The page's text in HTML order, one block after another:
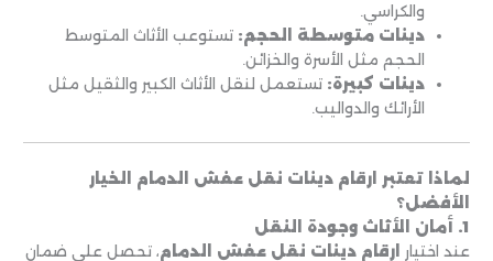
والكراسي.
دينات متوسطة الحجم: تستوعب الأثاث المتوسط
الحجم مثل الأسرة والخزائن.
دينات كبيرة: تستعمل لنقل الأثاث الكبير والثقيل مثل
الأرائك والدواليب.
لماذا تعتبر ارقام دينات نقل عفش الدمام الخيار
الأفضل؟
1. أمان الأثاث وجودة النقل
عند اختيار
ارقام دينات نقل عفش الدمام، تحصل على ضمان